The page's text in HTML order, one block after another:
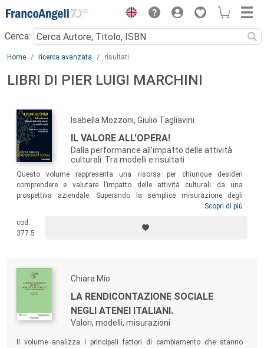
Menu
Cerca:
Main content
Home ricerca avanzata risultati
LIBRI DI PIER LUIGI MARCHINI
Isabella Mozzoni, Giulio Tagliavini
IL VALORE ALL'OPERA!
Dalla performance all’impatto delle attività
culturali. Tra modelli e risultati
Questo volume rappresenta una risorsa per chiunque desideri
comprendere e valutare l’impatto delle attività culturali da una
prospettiva aziendale. Superando la semplice misurazione degli
output, gli autori guidano il lettore attraverso metodi che permettono
basandosi sul valore creato. Un testo pensato per accademici, gestori
culturali, sostenitori e decisori pubblici per analizzare e ottimizzare le
Scopri di più
cod.
377.5
Chiara Mio
LA RENDICONTAZIONE SOCIALE
NEGLI ATENEI ITALIANI.
Valori, modelli, misurazioni
Il volume analizza i principali fattori di cambiamento che stanno